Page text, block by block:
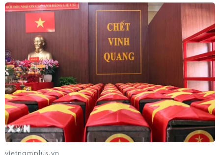
chúng tôi."
vietnamplus.vn